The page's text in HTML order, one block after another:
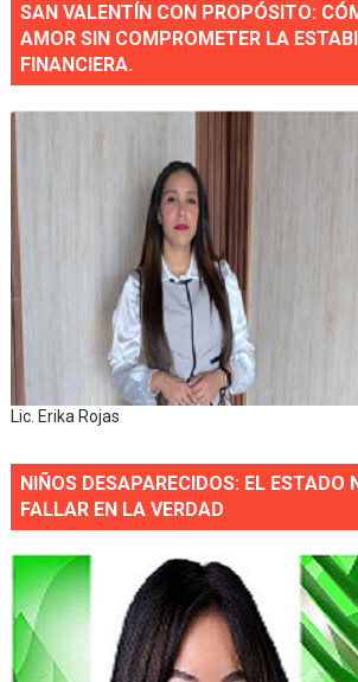
SAN VALENTÍN CON PROPÓSITO:
AMOR SIN COMPROMETER LA
FINANCIERA.
Lic. Erika Rojas
NIÑOS DESAPARECIDOS: EL ESTADO
FALLAR EN LA VERDAD